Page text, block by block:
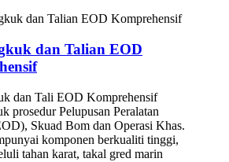
dan Talian EOD
dan Tali EOD Komprehensif
prosedur Pelupusan Peralatan
Skuad Bom dan Operasi Khas.
komponen berkualiti tinggi,
tahan karat, takal gred marin